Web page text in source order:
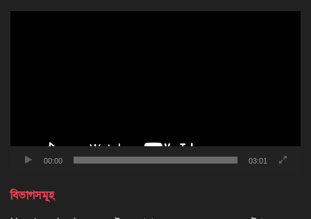
00:00 03:01
বিভাগসমূহ